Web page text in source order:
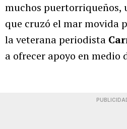
muchos puertorriqueños,
que cruzó el mar movida
la veterana periodista
a ofrecer apoyo en